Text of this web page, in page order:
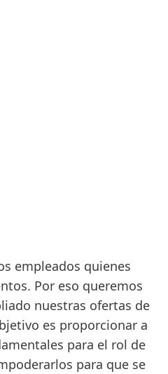
empleados quienes
Por eso queremos
nuestras ofertas de
es proporcionar a
para el rol de
para que se